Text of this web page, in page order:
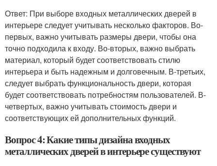
Ответ: При выборе входных металлических дверей в
интерьере следует учитывать несколько факторов. Во-
первых, важно учитывать размеры двери, чтобы она
точно подходила к входу. Во-вторых, важно выбрать
материал, который будет соответствовать стилю
интерьера и быть надежным и долговечным. В-третьих,
следует выбрать функциональность двери, которая
будет соответствовать потребностям пользователей. В-
четвертых, важно учитывать стоимость двери и
соответствующих ей дополнительных функций.
Вопрос 4: Какие типы дизайна входных
металлических дверей в интерьере существуют